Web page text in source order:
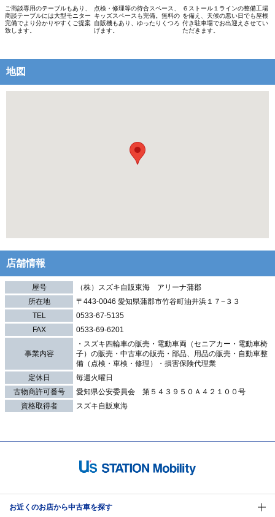
ご商談専用のテーブルもあり、
商談テーブルには大型モニター
完備でより分かりやすくご提案
致します。
点検・修理等の待合スペース、
キッズスペースも完備。無料の
自販機もあり、ゆったりくつろ
げます。
６ストール１ラインの整備工場
を備え、天候の悪い日でも屋根
付き駐車場でお出迎えさせてい
ただきます。
地図
店舗情報
屋号
（株）スズキ自販東海 アリーナ蒲郡
所在地
〒443-0046 愛知県蒲郡市竹谷町油井浜１７−３３
TEL
0533-67-5135
FAX
0533-69-6201
事業内容
・スズキ四輪車の販売・電動車両（セニアカー・電動車椅
子）の販売・中古車の販売・部品、用品の販売・自動車整
備（点検・車検・修理）・損害保険代理業
定休日
毎週火曜日
古物商許可番号
愛知県公安委員会 第５４３９５０Ａ４２１００号
資格取得者
スズキ自販東海
お近くのお店から中古車を探す